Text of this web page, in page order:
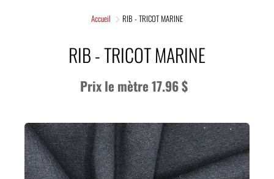
Accueil RIB - TRICOT MARINE
RIB - TRICOT MARINE
Prix le mètre 17.96 $